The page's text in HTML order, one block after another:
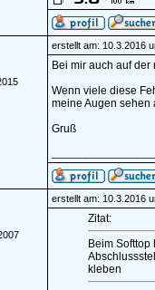
erstellt am: 10.3.2016
Bei mir auch auf
Wenn viele diese
meine Augen sehen
Gruß
erstellt am: 10.3.2016
Zitat:
Beim
kleben